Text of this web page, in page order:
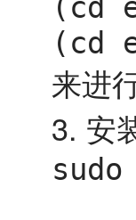
(cd
(cd
来进
3. 安